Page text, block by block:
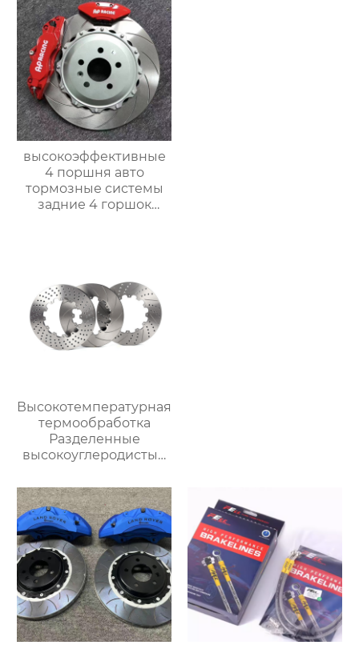
поршневой тормоз
большой комплект
высокоэффективные
4 поршня авто
тормозные системы
задние 4 горшок
Высокотемпературная
термообработка
Разделенные
высокоуглеродистые
Модифицированные
тормозные диски
автомобиля Подходит
для
модифицированных
суппортов